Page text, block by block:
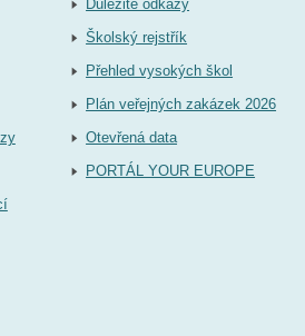
Důležité odkazy
Školský rejstřík
Přehled vysokých škol
Plán veřejných zakázek 2026
Otevřená data
PORTÁL YOUR EUROPE